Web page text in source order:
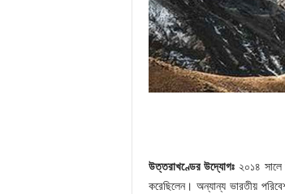
উত্তরাখণ্ডের উদ্যোগঃ ২০১৪
করেছিলেন। অন্যান্য ভারতীয়